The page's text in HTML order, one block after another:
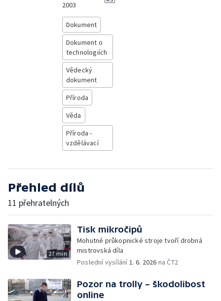
2003
Dokument
Dokument o
technologiích
Vědecký
dokument
Příroda
Věda
Příroda -
vzdělávací
Přehled dílů
11 přehratelných
27 min
Tisk mikročipů
Mohutné průkopnické stroje tvoří drobná
mistrovská díla
Poslední vysílání1. 6. 2026 na ČT2
Pozor na trolly – škodolibost
online